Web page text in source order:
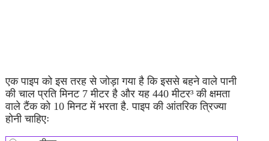
एक पाइप को इस तरह से जोड़ा गया है कि इससे बहने वाले पानी
की चाल प्रति मिनट 7 मीटर है और यह 440 मीटर³ की क्षमता
वाले टैंक को 10 मिनट में भरता है. पाइप की आंतरिक त्रिज्या
होनी चाहिएः